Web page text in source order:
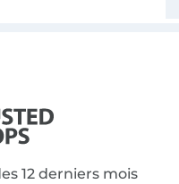
12 derniers mois